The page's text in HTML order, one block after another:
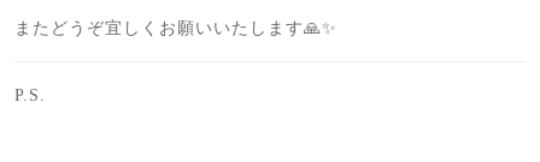
またどうぞ宜しくお願いいたします🙏✨
P.S.